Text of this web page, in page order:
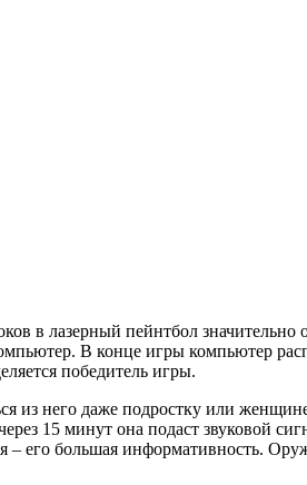
в лазерный пейнтбол значительно
В конце игры компьютер
победитель игры.
из него даже подростку или
15 минут она подаст звуковой
его большая информативность.